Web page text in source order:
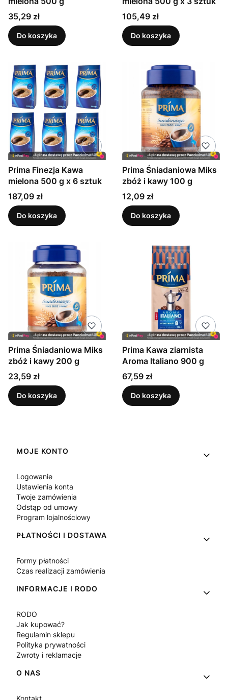
Cena
35,29 zł
Do koszyka
Cena
105,49 zł
Do koszyka
Prima Finezja Kawa
mielona 500 g x 6 sztuk
Cena
187,09 zł
Do koszyka
Prima Śniadaniowa Miks
zbóż i kawy 100 g
Cena
12,09 zł
Do koszyka
Prima Śniadaniowa Miks
zbóż i kawy 200 g
Cena
23,59 zł
Do koszyka
Prima Kawa ziarnista
Aroma Italiano 900 g
Cena
67,59 zł
Do koszyka
Linki w stopce
MOJE KONTO
Logowanie
Ustawienia konta
Twoje zamówienia
Odstąp od umowy
Program lojalnościowy
PŁATNOŚCI I DOSTAWA
Formy płatności
Czas realizacji zamówienia
INFORMACJE I RODO
RODO
Jak kupować?
Regulamin sklepu
Polityka prywatności
Zwroty i reklamacje
O NAS